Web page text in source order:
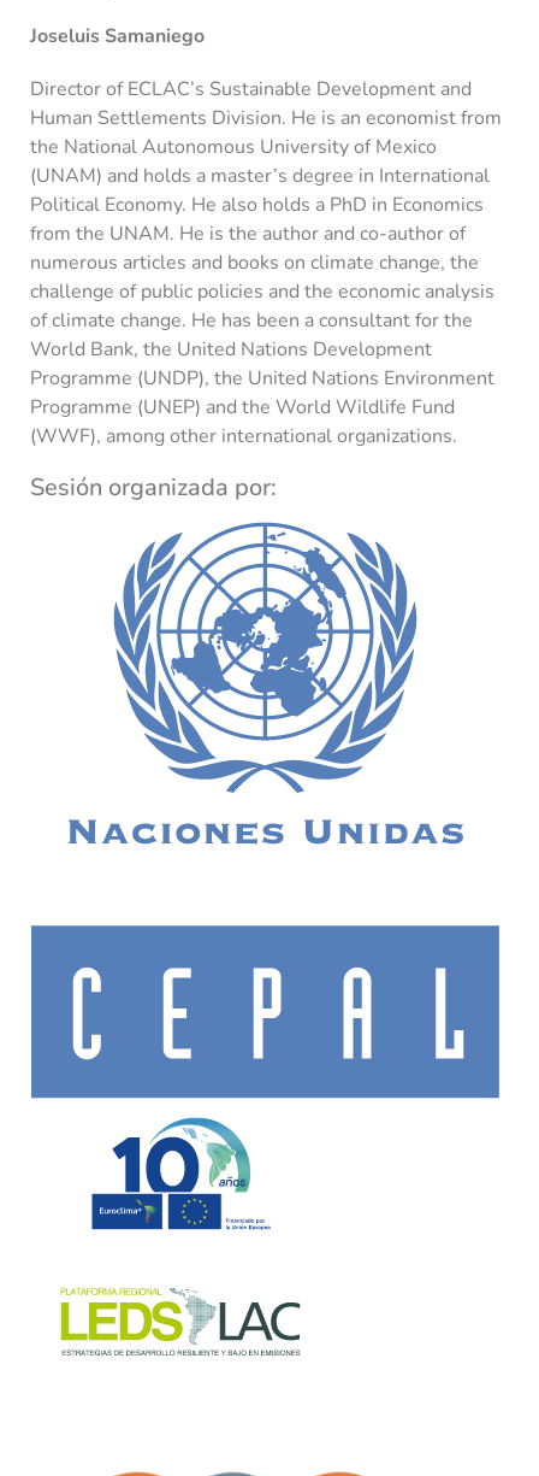
Joseluis Samaniego
Director of ECLAC’s Sustainable Development and
Human Settlements Division. He is an economist from
the National Autonomous University of Mexico
(UNAM) and holds a master’s degree in International
Political Economy. He also holds a PhD in Economics
from the UNAM. He is the author and co-author of
numerous articles and books on climate change, the
challenge of public policies and the economic analysis
of climate change. He has been a consultant for the
World Bank, the United Nations Development
Programme (UNDP), the United Nations Environment
Programme (UNEP) and the World Wildlife Fund
(WWF), among other international organizations.
Sesión organizada por: